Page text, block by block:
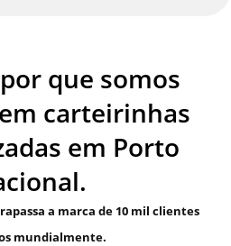
que somos
carteirinhas
em Porto
a marca de 10 mil clientes
mundialmente.